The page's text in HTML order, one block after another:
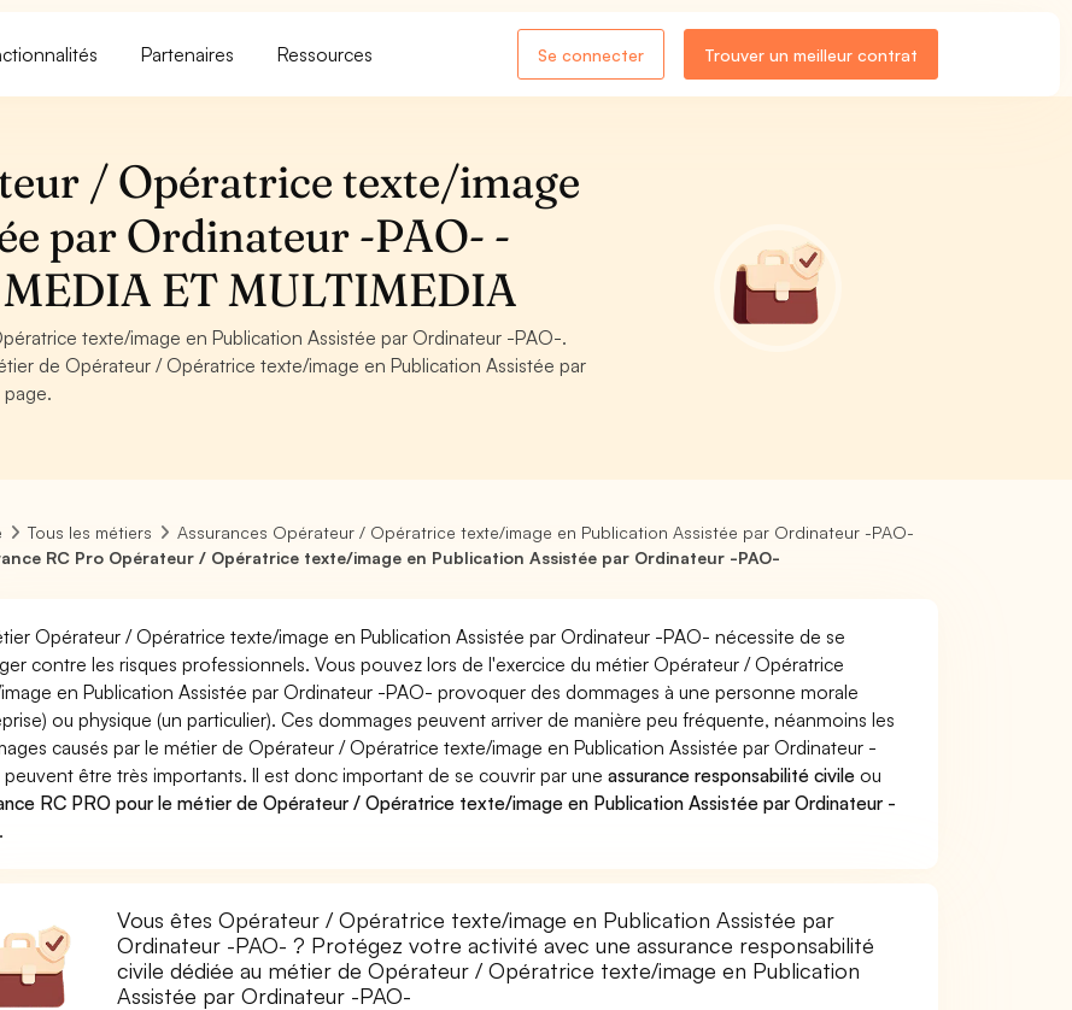
Partenaires Ressources Se connecter Trouver un meilleur contrat
/ Opératrice texte/image
par Ordinateur -PAO- -
ET MULTIMEDIA
texte/image en Publication Assistée par Ordinateur -PAO-.
de Opérateur / Opératrice texte/image en Publication Assistée par
Tous les métiers
Assurances Opérateur / Opératrice texte/image en Publication Assistée par Ordinateur -PAO-
RC Pro Opérateur / Opératrice texte/image en Publication Assistée par Ordinateur -PAO-
Opérateur / Opératrice texte/image en Publication Assistée par Ordinateur -PAO- nécessite de se
contre les risques professionnels. Vous pouvez lors de l'exercice du métier Opérateur / Opératrice
en Publication Assistée par Ordinateur -PAO- provoquer des dommages à une personne morale
ou physique (un particulier). Ces dommages peuvent arriver de manière peu fréquente, néanmoins les
causés par le métier de Opérateur / Opératrice texte/image en Publication Assistée par Ordinateur -
être très importants. Il est donc important de se couvrir par uneassurance responsabilité civile ou
RC PRO pour le métier de Opérateur / Opératrice texte/image en Publication Assistée par Ordinateur -
.
Vous êtes Opérateur / Opératrice texte/image en Publication Assistée par
Ordinateur -PAO- ? Protégez votre activité avec une assurance responsabilité
civile dédiée au métier de Opérateur / Opératrice texte/image en Publication
Assistée par Ordinateur -PAO-